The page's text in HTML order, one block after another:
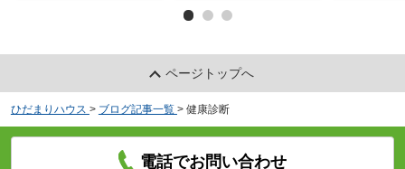
ページトップへ
ひだまりハウス > ブログ記事一覧 > 健康診断
電話でお問い合わせ